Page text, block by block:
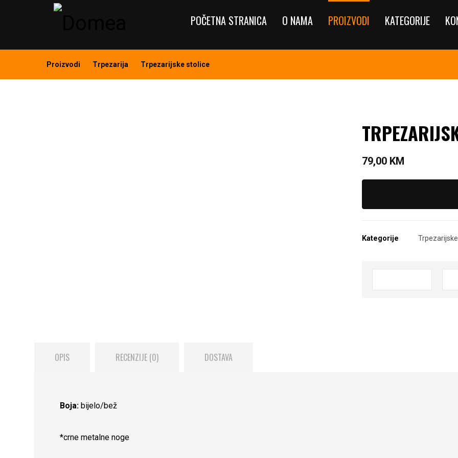
POČETNA STRANICA O NAMA PROIZVODI KATEGORIJE
Proizvodi Trpezarija Trpezarijske stolice
79,00 KM
Kategorije
OPIS RECENZIJE (0) DOSTAVA
Boja: bijelo/bež
*crne metalne noge